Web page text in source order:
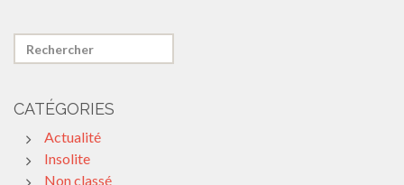
CATÉGORIES
Actualité
Insolite
Non classé